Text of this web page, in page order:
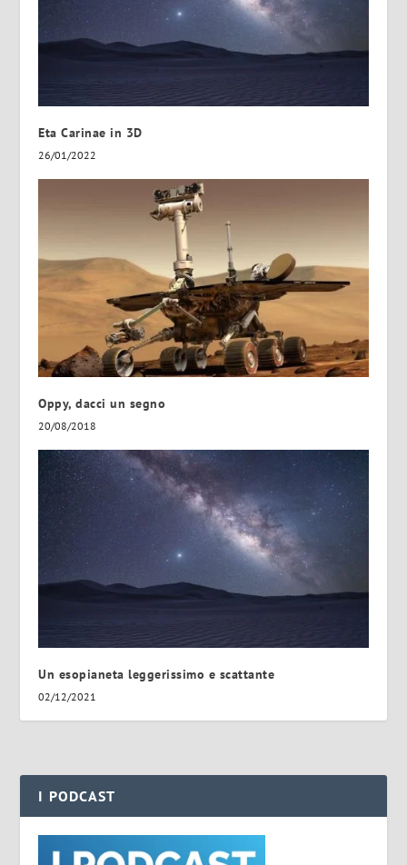
Eta Carinae in 3D
26/01/2022
Oppy, dacci un segno
20/08/2018
Un esopianeta leggerissimo e scattante
02/12/2021
I PODCAST